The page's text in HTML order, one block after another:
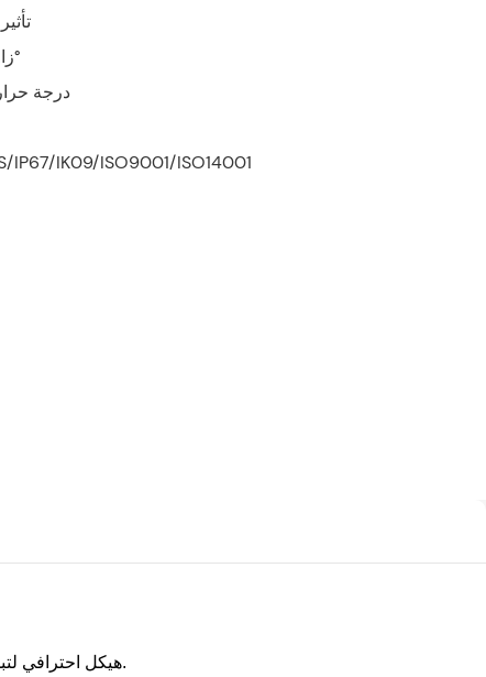
تأثير
زاوية الشعاع: 25° 40° 60° 90°
درجة حرارة
IP67/IK09/ISO9001/ISO14001
هيكل احترافي لتبديد الحرارة، وتقنية تبديد حرارة كاملة الهيكل، مع تصميم قناة هواء شفافة داخلية وخارجية، مما يحقق أداءً عالي الكفاءة في تبديد الحرارة.